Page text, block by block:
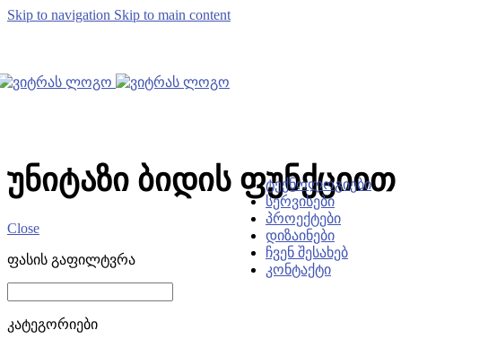
Skip to navigation Skip to main content
საშხაპის ქვესადგამი
ᲢᲔᲥᲜᲝᲚᲝᲒᲘᲔᲑᲘ
ᲡᲔᲠᲕᲘᲡᲔᲑᲘ
ᲞᲠᲝᲔᲥᲢᲔᲑᲘ
ᲓᲘᲖᲐᲘᲜᲔᲑᲘ
ᲩᲕᲔᲜ ᲨᲔᲡᲐᲮᲔᲑ
ᲙᲝᲜᲢᲐᲥᲢᲘ
უნიტაზი ბიდის ფუნქციით
Close
ფასის გაფილტვრა
კატეგორიები